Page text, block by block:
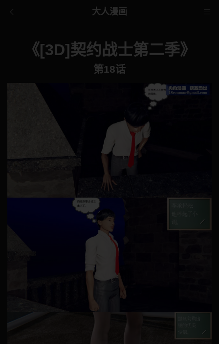
大人漫画
《[3D]契约战士第二季》
第18话